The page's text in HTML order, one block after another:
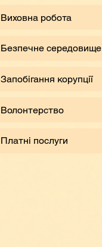
Виховна робота
Безпечне середовище
Запобігання корупції
Волонтерство
Платні послуги